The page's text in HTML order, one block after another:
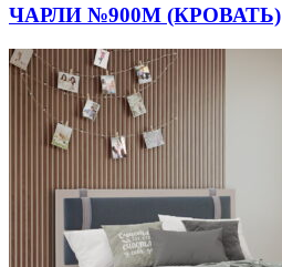
ЧАРЛИ №900М (КРОВАТЬ)